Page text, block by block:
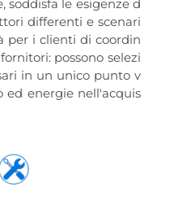
soddisfa le esigenze d
differenti e scenari
per i clienti di coordin
possono selezi
in un unico punto v
ed energie nell'acquis